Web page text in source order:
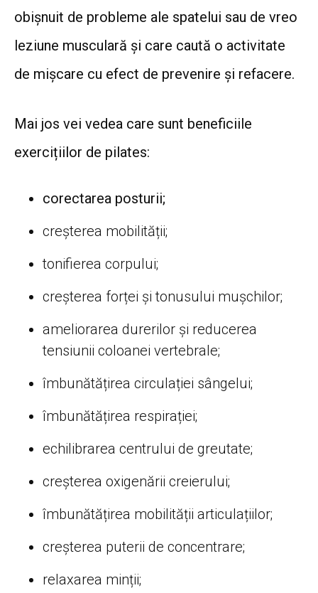
obișnuit de probleme ale spatelui sau de vreo
leziune musculară și care caută o activitate
de mișcare cu efect de prevenire și refacere.
Mai jos vei vedea care sunt beneficiile
exercițiilor de pilates:
corectarea posturii;
creșterea mobilității;
tonifierea corpului;
creșterea forței și tonusului mușchilor;
ameliorarea durerilor și reducerea
tensiunii coloanei vertebrale;
îmbunătățirea circulației sângelui;
îmbunătățirea respirației;
echilibrarea centrului de greutate;
creșterea oxigenării creierului;
îmbunătățirea mobilității articulațiilor;
creșterea puterii de concentrare;
relaxarea minții;